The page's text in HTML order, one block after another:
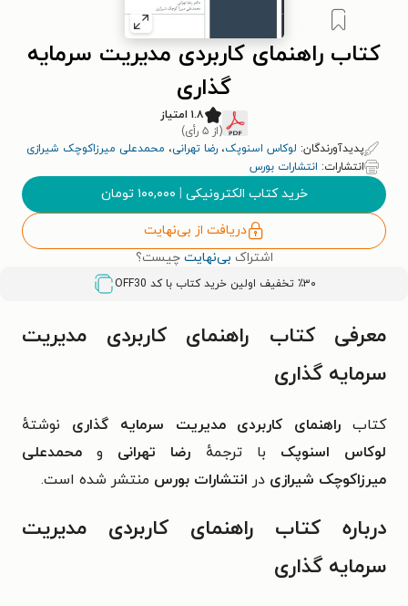
کتاب راهنمای کاربردی مدیریت سرمایه
گذاری
۱.۸ امتیاز
(از ۵ رأی)
پدیدآورندگان: لوکاس اسنوپک، رضا تهرانی، محمدعلی میرزاکوچک شیرازی
انتشارات: انتشارات بورس
خرید کتاب الکترونیکی | ۱۰۰,۰۰۰ تومان
دریافت از بی‌نهایت
اشتراک بی‌نهایت چیست؟
٪۳۰ تخفیف اولین خرید کتاب با کد OFF30
معرفی کتاب راهنمای کاربردی مدیریت
سرمایه گذاری
کتابراهنمای کاربردی مدیریت سرمایه گذاری نوشتهٔ
لوکاس اسنوپک با ترجمهٔ رضا تهرانی ومحمدعلی
میرزاکوچک شیرازی در انتشارات بورس منتشر شده است.
درباره کتاب راهنمای کاربردی مدیریت
سرمایه گذاری